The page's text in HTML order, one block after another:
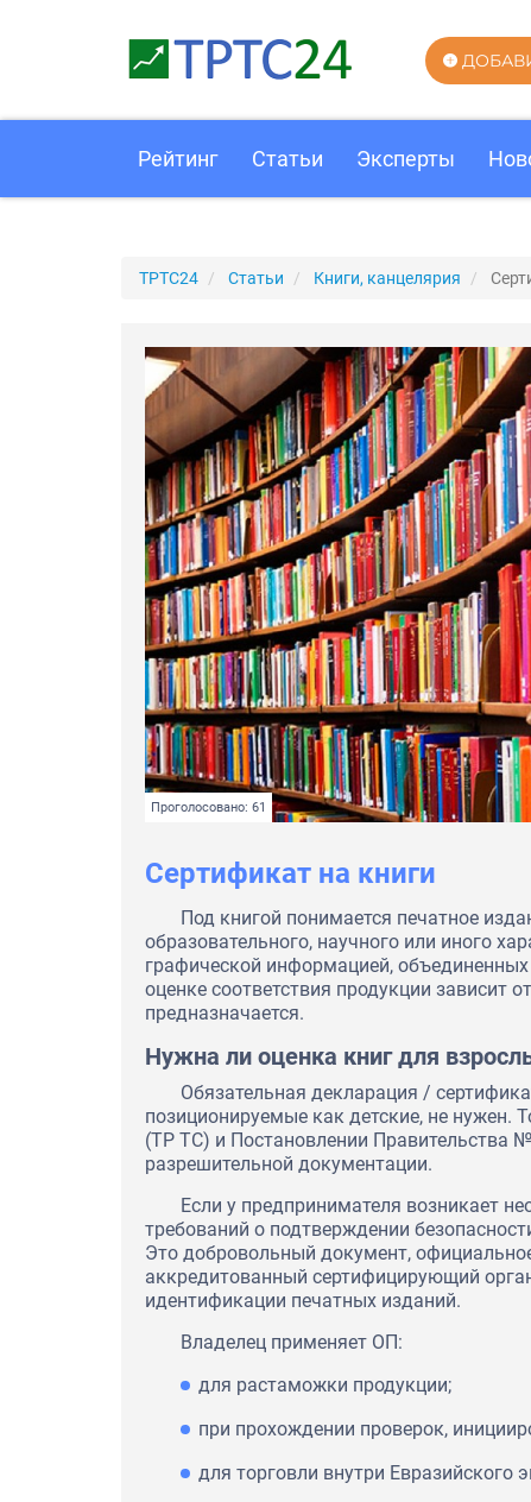
Рейтинг Статьи Эксперты
ТРТС24 Статьи Книги, канцелярия
Проголосовано: 61
Сертификат на книги
Под книгой понимается печатное
образовательного, научного или иного
графической информацией,
оценке соответствия продукции зависит
предназначается.
Нужна ли оценка книг для
Обязательная декларация /
позиционируемые как детские, не нужен.
(ТР ТС) и Постановлении Правительства
разрешительной документации.
Если у предпринимателя возникает
требований о подтверждении
Это добровольный документ,
аккредитованный сертифицирующий
идентификации печатных изданий.
Владелец применяет ОП:
для растаможки продукции;
при прохождении проверок,
для торговли внутри